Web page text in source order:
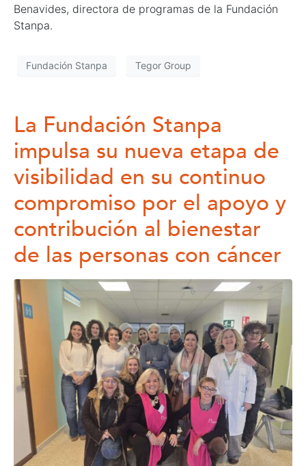
Benavides, directora de programas de la Fundación
Stanpa.
Fundación Stanpa Tegor Group
La Fundación Stanpa
impulsa su nueva etapa de
visibilidad en su continuo
compromiso por el apoyo y
contribución al bienestar
de las personas con cáncer